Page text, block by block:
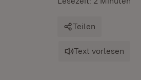
Teilen
Text vorlesen